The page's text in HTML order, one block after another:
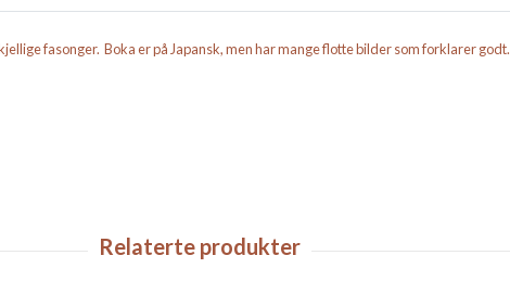
fasonger. Boka er på Japansk, men har mange flotte bilder som forklarer godt.